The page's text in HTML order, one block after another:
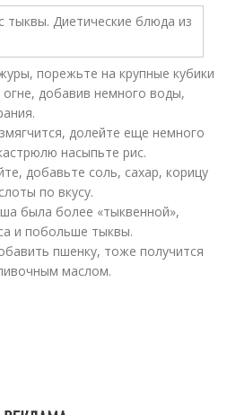
порежьте на крупные кубики
добавив немного воды,
долейте еще немного
насыпьте рис.
добавьте соль, сахар, корицу
по вкусу.
была более «тыквенной»,
и побольше тыквы.
пшенку, тоже получится
маслом.